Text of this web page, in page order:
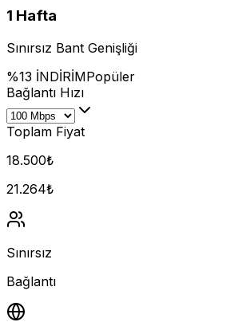
1 Hafta
Sınırsız Bant Genişliği
%13 İNDİRİMPopüler
Bağlantı Hızı
Toplam Fiyat
18.500₺
21.264₺
Sınırsız
Bağlantı